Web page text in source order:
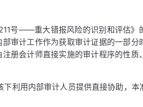
号——重大错报风险的识别和评估》
审计工作作为获取审计证据的一部分
册会计师直接实施的审计程序的性质
利用内部审计人员提供直接协助，本